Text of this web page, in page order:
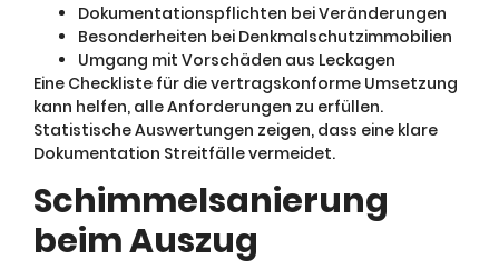
Dokumentationspflichten bei Veränderungen
Besonderheiten bei Denkmalschutzimmobilien
Umgang mit Vorschäden aus Leckagen
Eine Checkliste für die vertragskonforme Umsetzung
kann helfen, alle Anforderungen zu erfüllen.
Statistische Auswertungen zeigen, dass eine klare
Dokumentation Streitfälle vermeidet.
Schimmelsanierung
beim Auszug